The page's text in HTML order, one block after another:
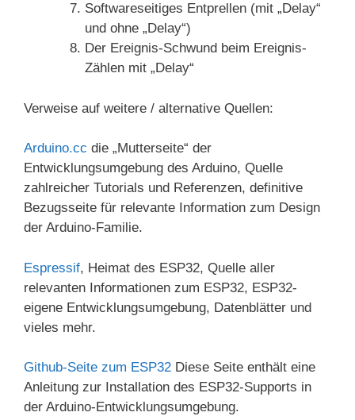
Softwareseitiges Entprellen (mit „Delay“
und ohne „Delay“)
Der Ereignis-Schwund beim Ereignis-
Zählen mit „Delay“
Verweise auf weitere / alternative Quellen:
Arduino.cc die „Mutterseite“ der
Entwicklungsumgebung des Arduino, Quelle
zahlreicher Tutorials und Referenzen, definitive
Bezugsseite für relevante Information zum Design
der Arduino-Familie.
Espressif, Heimat des ESP32, Quelle aller
relevanten Informationen zum ESP32, ESP32-
eigene Entwicklungsumgebung, Datenblätter und
vieles mehr.
Github-Seite zum ESP32 Diese Seite enthält eine
Anleitung zur Installation des ESP32-Supports in
der Arduino-Entwicklungsumgebung.